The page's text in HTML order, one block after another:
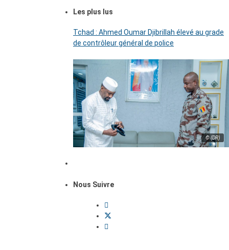
Les plus lus
Tchad : Ahmed Oumar Djibrillah élevé au grade
de contrôleur général de police
© (DR)
Nous Suivre